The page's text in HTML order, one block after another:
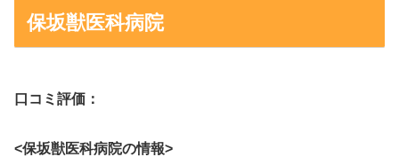
保坂獣医科病院
口コミ評価：
<保坂獣医科病院の情報>